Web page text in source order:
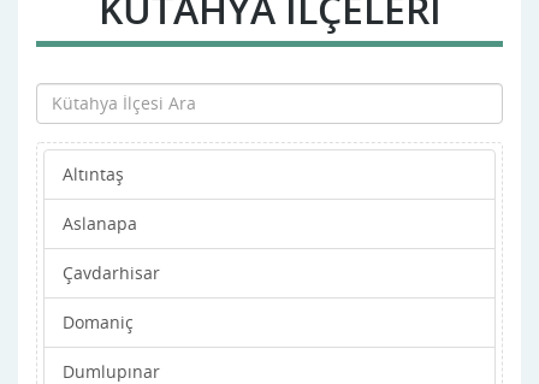
Altıntaş
Aslanapa
Çavdarhisar
Domaniç
Dumlupınar